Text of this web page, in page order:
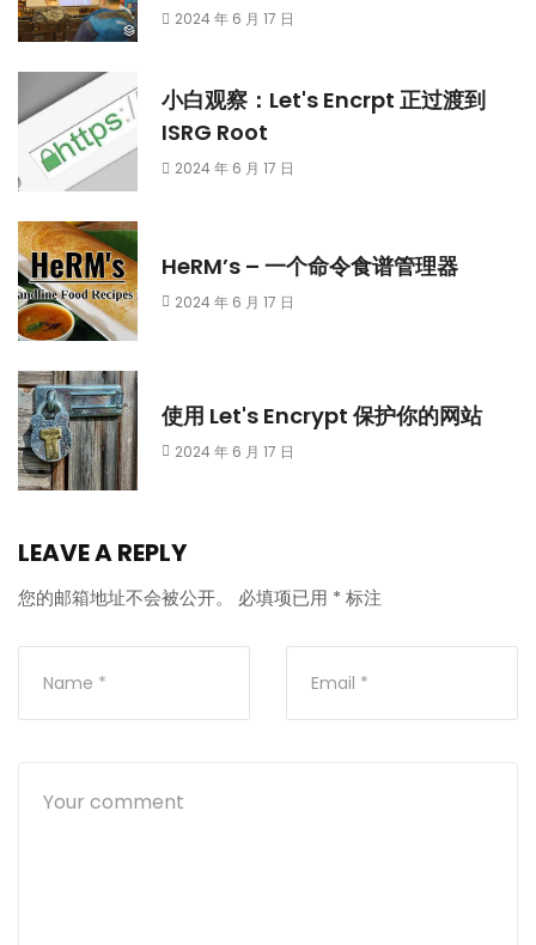
2024 年 6 月 17 日
小白观察：Let's Encrpt 正过渡到
ISRG Root
2024 年 6 月 17 日
HeRM’s – 一个命令食谱管理器
2024 年 6 月 17 日
使用 Let's Encrypt 保护你的网站
2024 年 6 月 17 日
LEAVE A REPLY
您的邮箱地址不会被公开。 必填项已用 * 标注